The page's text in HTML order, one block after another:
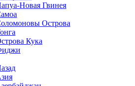
Новая Гвинея
Острова
Кука